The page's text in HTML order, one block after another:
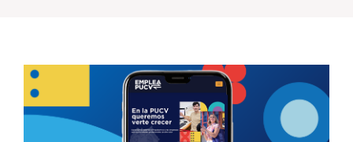
Formación Continua